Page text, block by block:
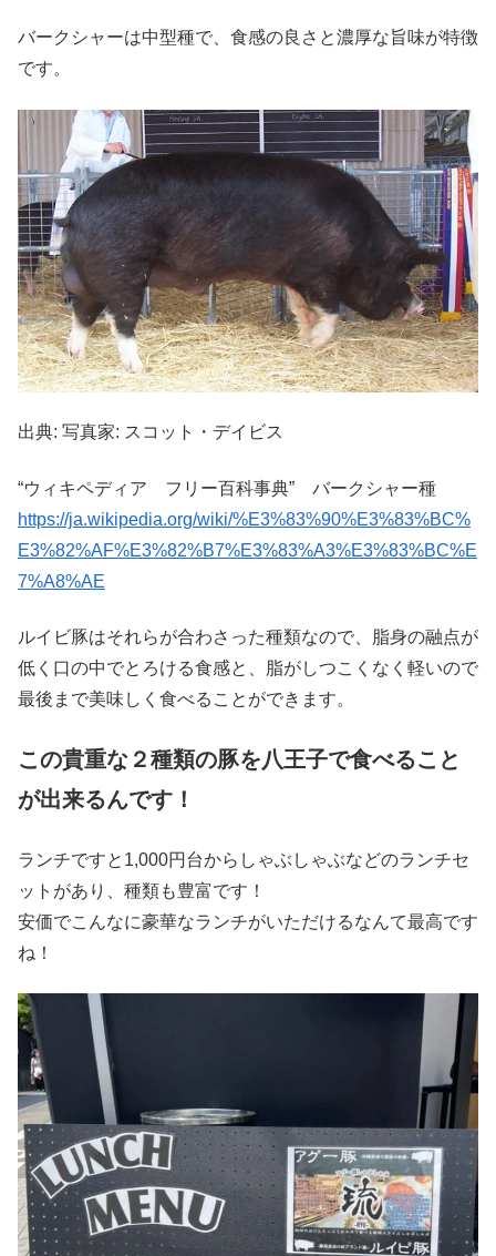
バークシャーは中型種で、食感の良さと濃厚な旨味が特徴
です。
出典: 写真家: スコット・デイビス
“ウィキペディア フリー百科事典” バークシャー種
https://ja.wikipedia.org/wiki/%E3%83%90%E3%83%BC%
E3%82%AF%E3%82%B7%E3%83%A3%E3%83%BC%E
7%A8%AE
ルイビ豚はそれらが合わさった種類なので、脂身の融点が
低く口の中でとろける食感と、脂がしつこくなく軽いので
最後まで美味しく食べることができます。
この貴重な２種類の豚を八王子で食べること
が出来るんです！
ランチですと1,000円台からしゃぶしゃぶなどのランチセ
ットがあり、種類も豊富です！
安価でこんなに豪華なランチがいただけるなんて最高です
ね！